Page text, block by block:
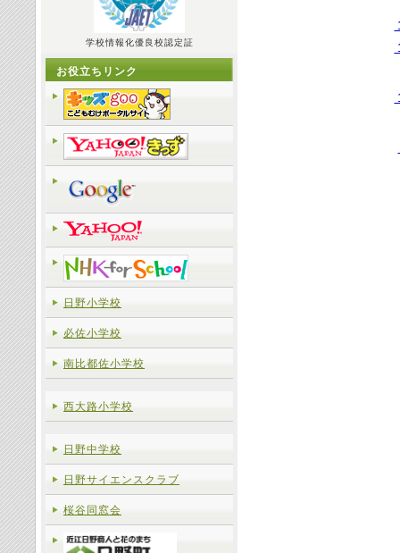
学校情報化優良校認定証
お役立ちリンク
日野小学校
必佐小学校
南比都佐小学校
西大路小学校
日野中学校
日野サイエンスクラブ
桜谷同窓会